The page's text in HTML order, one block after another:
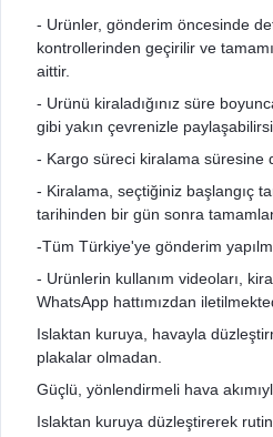
- Urünler, gönderim öncesinde
kontrollerinden geçirilir ve
aittir.
- Urünü kiraladığınız süre
gibi yakın çevrenizle
- Kargo süreci kiralama süresine
- Kiralama, seçtiğiniz başlangıç
tarihinden bir gün sonra
-Tüm Türkiye'ye gönderim
- Urünlerin kullanım videoları,
WhatsApp hattımızdan
Islaktan kuruya, havayla
plakalar olmadan.
Güçlü, yönlendirmeli hava
Islaktan kuruya düzleştirerek